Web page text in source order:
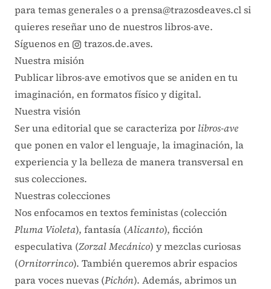
para temas generales o aprensa@trazosdeaves.clsi
quieres reseñar uno de nuestros libros-ave.
Síguenos en
trazos.de.aves.
Nuestra misión
Publicar libros-ave emotivos que se aniden en tu
imaginación, en formatos físico y digital.
Nuestra visión
Ser una editorial que se caracteriza por libros-ave
que ponen en valor el lenguaje, la imaginación, la
experiencia y la belleza de manera transversal en
sus colecciones.
Nuestras colecciones
Nos enfocamos en textos feministas (colección
Pluma Violeta), fantasía (Alicanto), ficción
especulativa (Zorzal Mecánico) y mezclas curiosas
(Ornitorrinco). También queremos abrir espacios
para voces nuevas (Pichón). Además, abrimos un